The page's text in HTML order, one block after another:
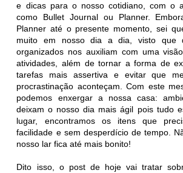
e dicas para o nosso cotidiano, com o
como Bullet Journal ou Planner.
Planner até o presente momento, sei
muito em nosso dia a dia, visto que
organizados nos auxiliam com uma
atividades, além de tornar a forma de
tarefas mais assertiva e evitar que
procrastinação aconteçam. Com este
podemos enxergar a nossa casa:
deixam o nosso dia mais ágil pois tudo
lugar, encontramos os itens que
facilidade e sem desperdício de tempo.
nosso lar fica até mais bonito!
Dito isso, o post de hoje vai tratar